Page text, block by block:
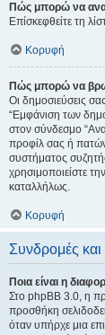
Πώς μπορώ να
Επίσκεφθείτε τη
Κορυφή
Πώς μπορώ να βρω
Οι δημοσιεύσεις
“Εμφάνιση των
στον σύνδεσμο
προφίλ σας ή
συστήματος
χρησιμοποιείστε
καταλλήλως.
Κορυφή
Συνδρομές και
Ποια είναι η
Στο phpBB 3.0, η
προσθήκη
όταν υπήρχε μια